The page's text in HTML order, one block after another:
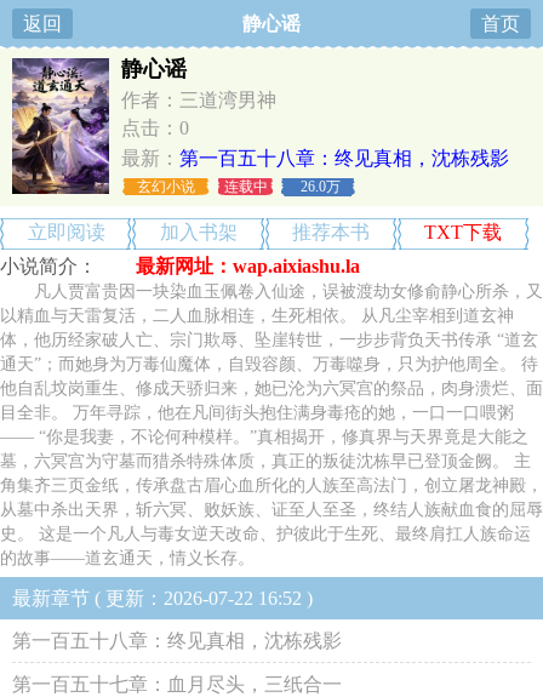
返回 静心谣 首页
静心谣
作者：三道湾男神
点击：0
最新： 第一百五十八章：终见真相，沈栋残影
玄幻小说 连载中 26.0万
立即阅读 加入书架 推荐本书
TXT下载
小说简介：
最新网址：wap.aixiashu.la
凡人贾富贵因一块染血玉佩卷入仙途，误被渡劫女修俞静心所杀，又
以精血与天雷复活，二人血脉相连，生死相依。 从凡尘宰相到道玄神
体，他历经家破人亡、宗门欺辱、坠崖转世，一步步背负天书传承 “道玄
通天”；而她身为万毒仙魔体，自毁容颜、万毒噬身，只为护他周全。 待
他自乱坟岗重生、修成天骄归来，她已沦为六冥宫的祭品，肉身溃烂、面
目全非。 万年寻踪，他在凡间街头抱住满身毒疮的她，一口一口喂粥
—— “你是我妻，不论何种模样。”真相揭开，修真界与天界竟是大能之
墓，六冥宫为守墓而猎杀特殊体质，真正的叛徒沈栋早已登顶金阙。 主
角集齐三页金纸，传承盘古眉心血所化的人族至高法门，创立屠龙神殿，
从墓中杀出天界，斩六冥、败妖族、证至人至圣，终结人族献血食的屈辱
史。 这是一个凡人与毒女逆天改命、护彼此于生死、最终肩扛人族命运
的故事——道玄通天，情义长存。
最新章节 ( 更新：2026-07-22 16:52 )
第一百五十八章：终见真相，沈栋残影
第一百五十七章：血月尽头，三纸合一